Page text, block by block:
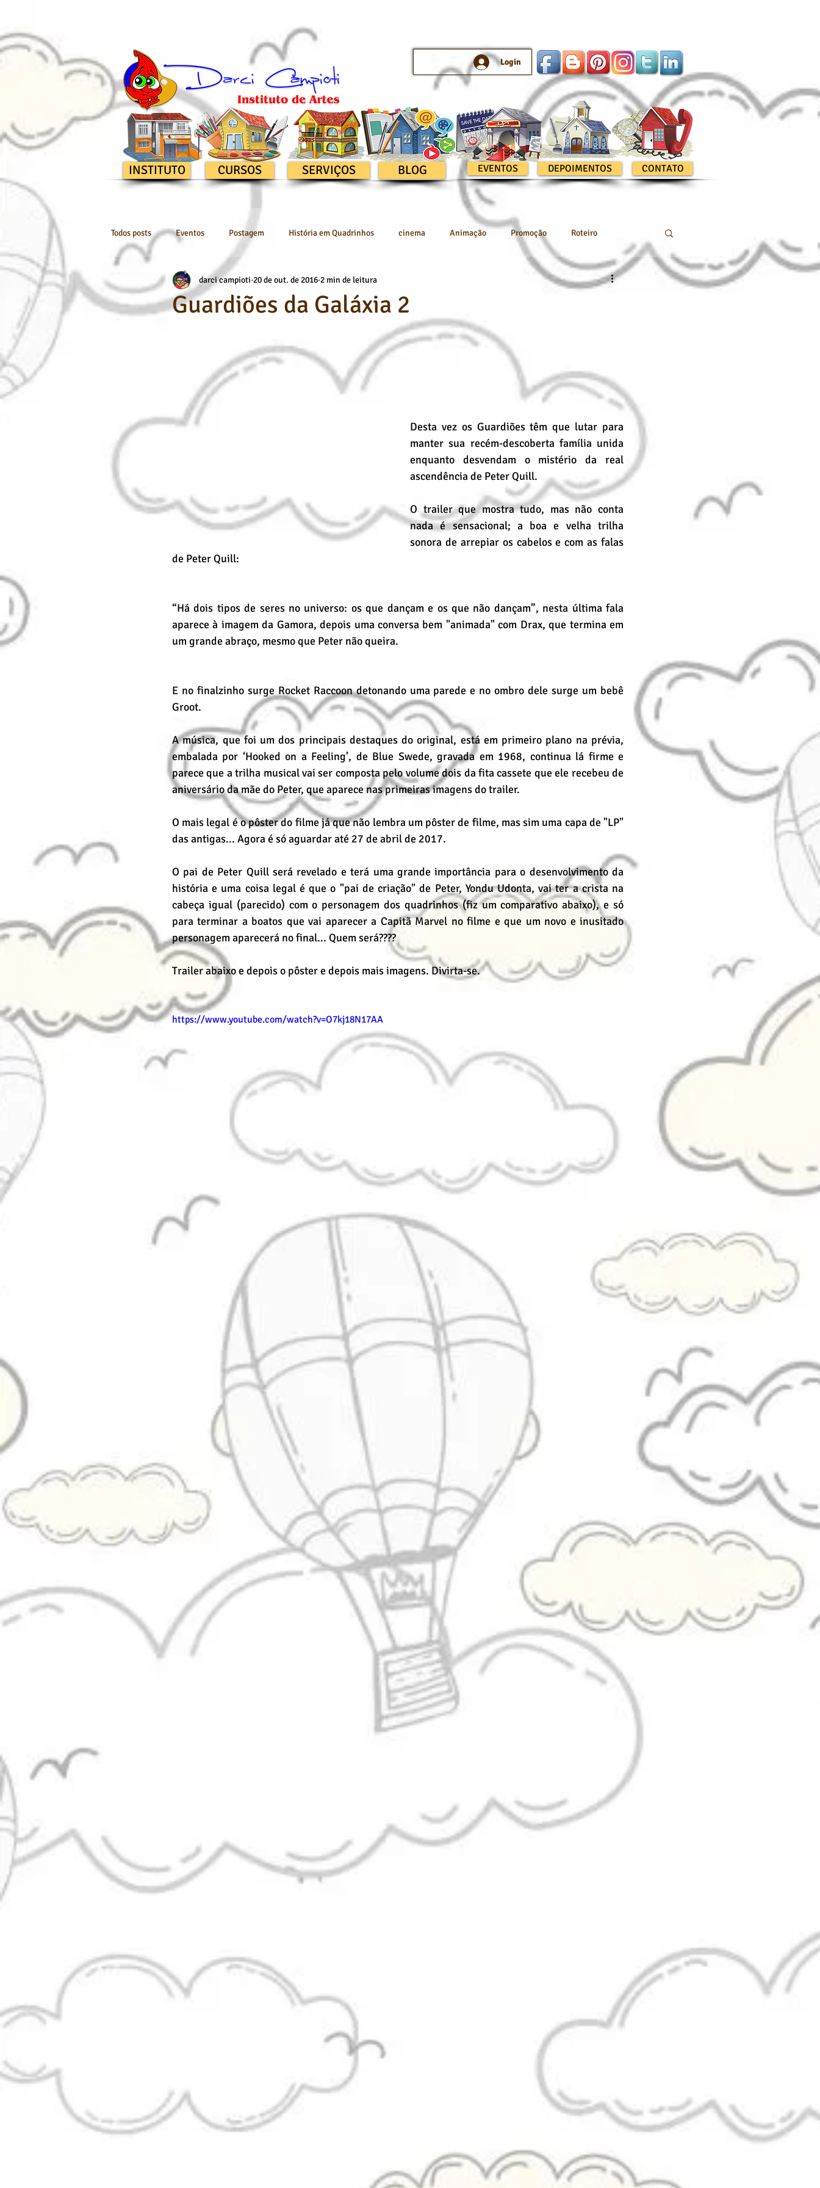
Login
INSTITUTO CURSOS SERVIÇOS BLOG EVENTOS DEPOIMENTOS CONTATO
Todos posts Eventos Postagem História em Quadrinhos cinema Animação Promoção Roteiro
Aerografia Habilidade Específica Básicos Kids deuses Cursos Online Desenho Básico
Cursos de Desenho Pintura a Óleo
Guardiões da Galáxia 2
darci campioti 20 de out. de 2016 2 min de leitura
Desta vez os Guardiões têm que lutar para
manter sua recém-descoberta família unida
enquanto desvendam o mistério da real
ascendência de Peter Quill.
O trailer que mostra tudo, mas não conta
nada é sensacional; a boa e velha trilha
sonora de arrepiar os cabelos e com as falas
de Peter Quill:
“Há dois tipos de seres no universo: os que dançam e os que não dançam”, nesta última fala
aparece à imagem da Gamora, depois uma conversa bem "animada" com Drax, que termina em
um grande abraço, mesmo que Peter não queira.
E no finalzinho surge Rocket Raccoon detonando uma parede e no ombro dele surge um bebê
Groot.
A música, que foi um dos principais destaques do original, está em primeiro plano na prévia,
embalada por ‘Hooked on a Feeling’, de Blue Swede, gravada em 1968, continua lá firme e
parece que a trilha musical vai ser composta pelo volume dois da fita cassete que ele recebeu de
aniversário da mãe do Peter, que aparece nas primeiras imagens do trailer.
O mais legal é o pôster do filme já que não lembra um pôster de filme, mas sim uma capa de "LP"
das antigas... Agora é só aguardar até 27 de abril de 2017.
O pai de Peter Quill será revelado e terá uma grande importância para o desenvolvimento da
história e uma coisa legal é que o "pai de criação" de Peter, Yondu Udonta, vai ter a crista na
cabeça igual (parecido) com o personagem dos quadrinhos (fiz um comparativo abaixo), e só
para terminar a boatos que vai aparecer a Capitã Marvel no filme e que um novo e inusitado
personagem aparecerá no final... Quem será????
Trailer abaixo e depois o pôster e depois mais imagens. Divirta-se.
https://www.youtube.com/watch?v=O7kj18N17AA